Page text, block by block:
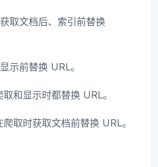
取文档后、索引前替换
示前替换 URL。
和显示时都替换 URL。
取时获取文档前替换 URL。